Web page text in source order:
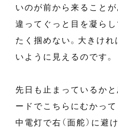
いのが前から来ることが
違ってぐっと目を凝ら
たく掴めない。大きけれ
いように見えるのです。
先日も止まっているか
ードでこちらにむかっ
中電灯で右（面舵）に避